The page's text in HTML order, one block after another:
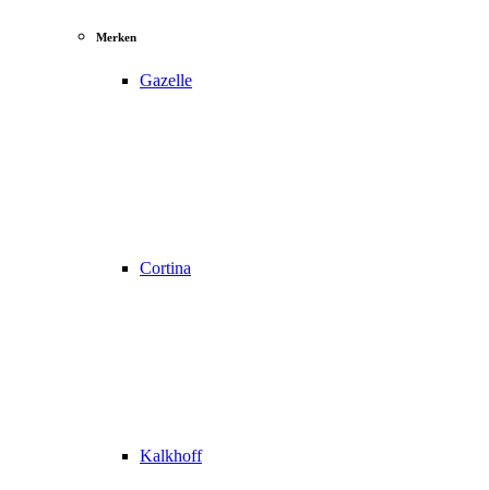
Merken
Gazelle
Cortina
Kalkhoff